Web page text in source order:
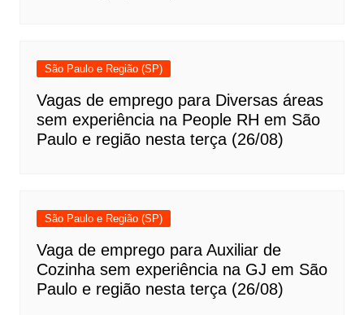
São Paulo e Região (SP)
Vagas de emprego para Diversas áreas
sem experiência na People RH em São
Paulo e região nesta terça (26/08)
São Paulo e Região (SP)
Vaga de emprego para Auxiliar de
Cozinha sem experiência na GJ em São
Paulo e região nesta terça (26/08)